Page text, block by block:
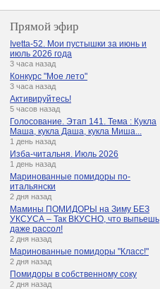
Прямой эфир
Ivetta-52. Мои пустышки за июнь и
июль 2026 года
3 часа назад
Конкурс "Мое лето"
3 часа назад
Активируйтесь!
5 часов назад
Голосование. Этап 141. Тема : Кукла
Маша, кукла Даша, кукла Миша...
1 день назад
Изба-читальня. Июль 2026
1 день назад
Маринованные помидоры по-
итальянски
2 дня назад
Мамины ПОМИДОРЫ на Зиму БЕЗ
УКСУСА – Так ВКУСНО, что выпьешь
даже рассол!
2 дня назад
Маринованные помидоры "Класс!"
2 дня назад
Помидоры в собственному соку
2 дня назад